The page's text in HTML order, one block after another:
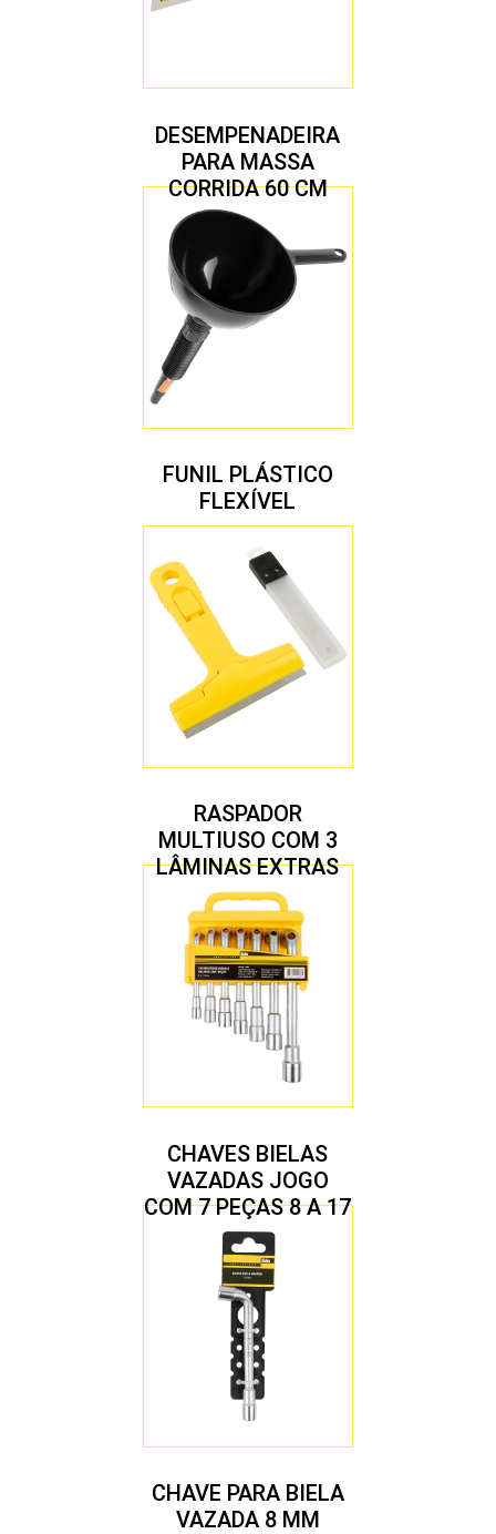
DESEMPENADEIRA
PARA MASSA
CORRIDA 60 CM
FUNIL PLÁSTICO
FLEXÍVEL
RASPADOR
MULTIUSO COM 3
LÂMINAS EXTRAS
CHAVES BIELAS
VAZADAS JOGO
COM 7 PEÇAS 8 A 17
MM
CHAVE PARA BIELA
VAZADA 8 MM